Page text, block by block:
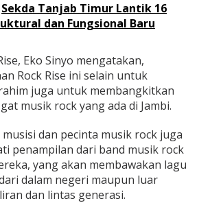
Sekda Tanjab Timur Lantik 16
dan Fungsional Baru
Eko Sinyo mengatakan,
Rock Rise ini selain untuk
juga untuk membangkitkan
musik rock yang ada di Jambi.
dan pecinta musik rock juga
penampilan dari band musik rock
yang akan membawakan lagu
dalam negeri maupun luar
dan lintas generasi.